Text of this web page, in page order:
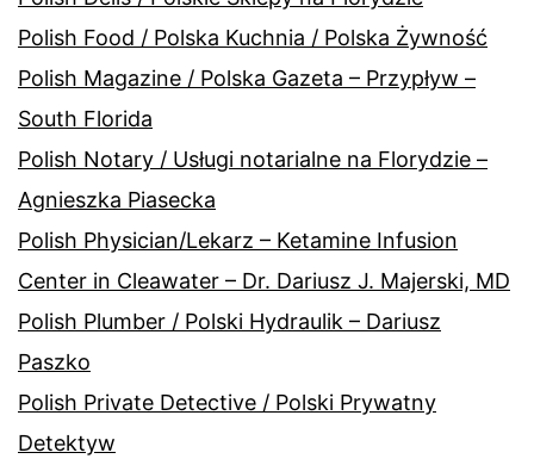
Polish Food / Polska Kuchnia / Polska Żywność
Polish Magazine / Polska Gazeta – Przypływ –
South Florida
Polish Notary / Usługi notarialne na Florydzie –
Agnieszka Piasecka
Polish Physician/Lekarz – Ketamine Infusion
Center in Cleawater – Dr. Dariusz J. Majerski, MD
Polish Plumber / Polski Hydraulik – Dariusz
Paszko
Polish Private Detective / Polski Prywatny
Detektyw